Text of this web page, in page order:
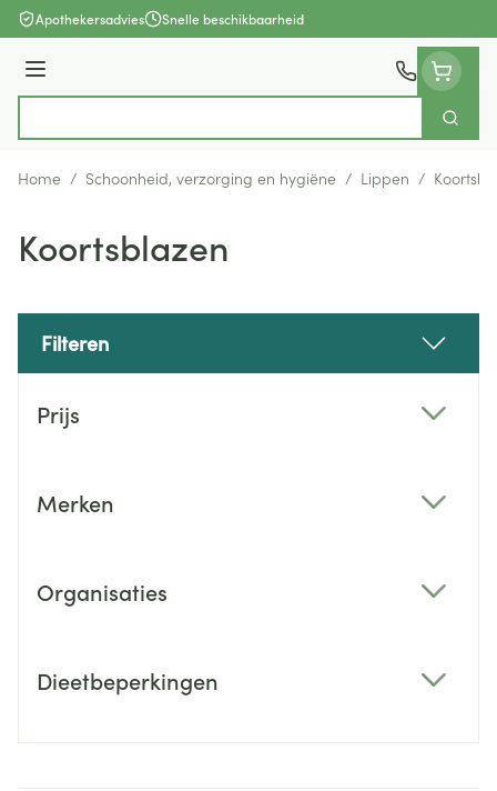
Ga naar de inhoud
Apothekersadvies Snelle beschikbaarheid
Menu
Zoek
Home / Schoonheid, verzorging en hygiëne / Lippen /
Koortsblazen
Filteren
Prijs
Merken
Organisaties
Dieetbeperkingen